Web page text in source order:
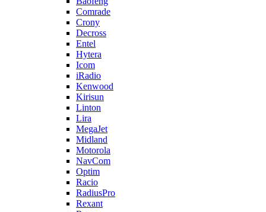
Comrade
Crony
Decross
Entel
Hytera
Icom
iRadio
Kenwood
Kirisun
Linton
Lira
MegaJet
Midland
Motorola
NavCom
Optim
Racio
RadiusPro
Rexant